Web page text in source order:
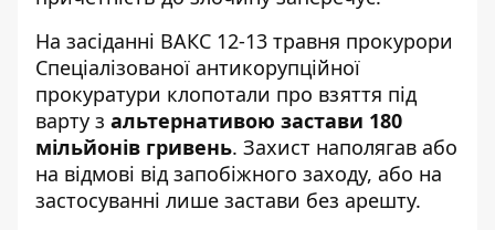
На засіданні ВАКС 12-13 травня прокурори
Спеціалізованої антикорупційної
прокуратури клопотали про взяття під
варту з альтернативою застави 180
мільйонів гривень. Захист наполягав або
на відмові від запобіжного заходу, або на
застосуванні лише застави без арешту.